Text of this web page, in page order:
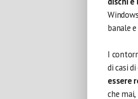
banale
I
di casi
essere
che